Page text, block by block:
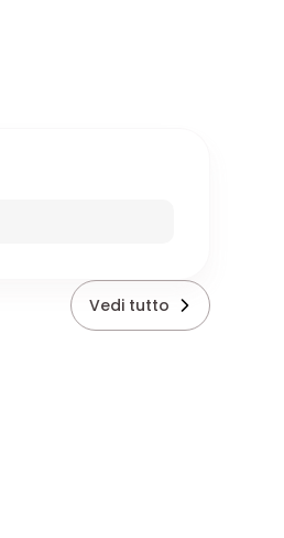
Vedi tutto